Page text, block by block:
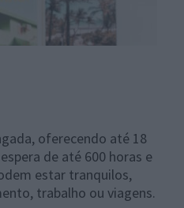
oferecendo até 18
de até 600 horas e
estar tranquilos,
trabalho ou viagens.